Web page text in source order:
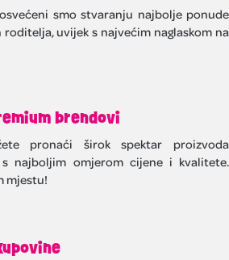
smo stvaranju najbolje ponude
uvijek s najvećim naglaskom na
brendovi
pronaći širok spektar proizvoda
najboljim omjerom cijene i kvalitete.
mjestu!